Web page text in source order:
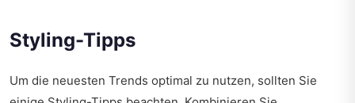
Styling-Tipps
Um die neuesten Trends optimal zu nutzen, sollten Sie